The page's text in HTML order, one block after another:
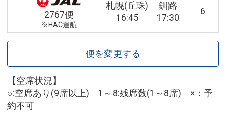
2767便
※HAC運航
札幌(丘珠)
16:45
釧路
17:30
6
便を変更する
【空席状況】
○:空席あり(9席以上) 1～8:残席数(1～8席) ×：予
約不可